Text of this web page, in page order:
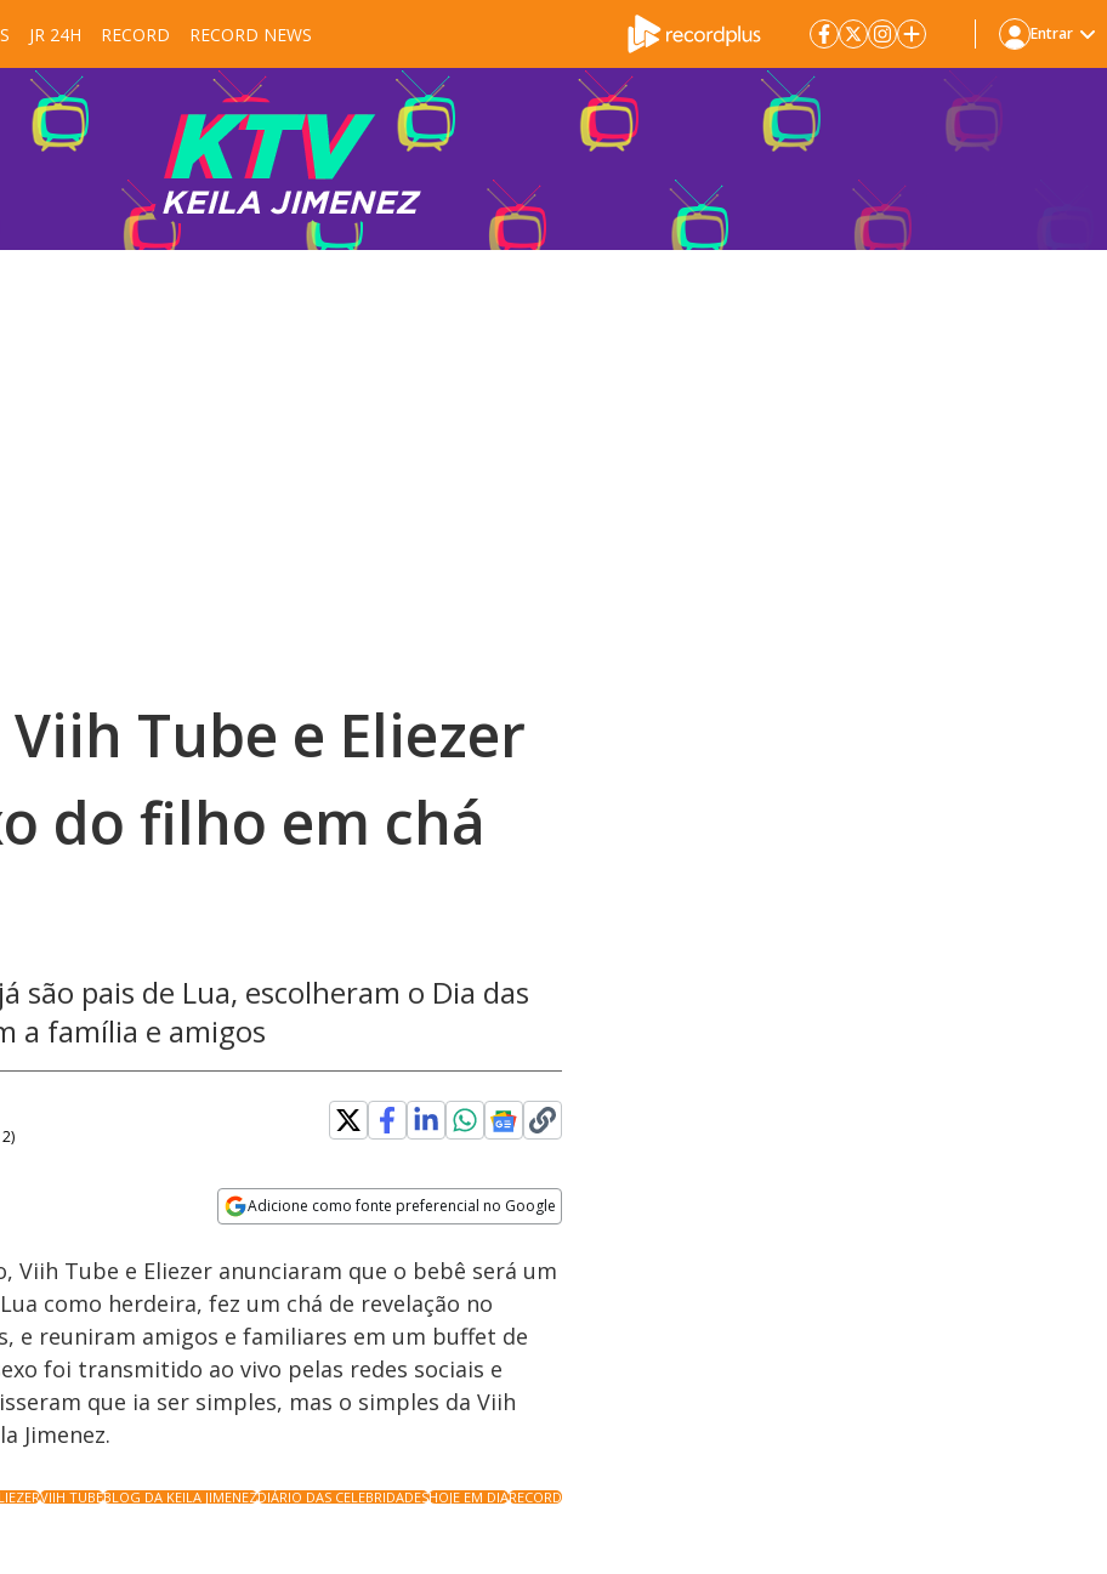
JR 24H RECORD RECORD NEWS Entrar
Tube e Eliezer
do filho em chá
são pais de Lua, escolheram o Dia das
a família e amigos
)
Adicione como fonte preferencial no Google
Velocidade
Viih Tube e Eliezer anunciaram que o bebê será um
como herdeira, fez um chá de revelação no
e reuniram amigos e familiares em um buffet de
foi transmitido ao vivo pelas redes sociais e
que ia ser simples, mas o simples da Viih
Jimenez.
VIIH TUBEBLOG DA KEILA JIMENEZDIÁRIO DAS CELEBRIDADESHOJE EM DIARECORD